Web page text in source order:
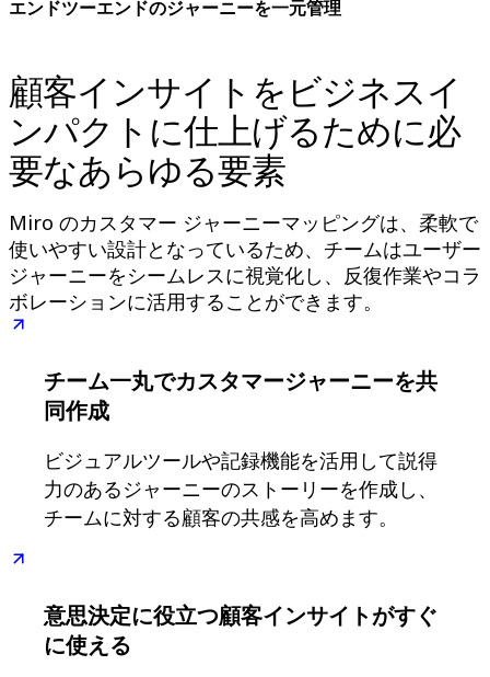
ダイアグラム
コンセプトマップ
フローチャート
特定用途
ロードマップ策定
プロセスマップ作成
プロトタイプとワイヤーフレーム
顧客ジャーニーマップ
リサーチ統合
Design Workshops
組織づくり
ソリューション
企業規模別
中小企業
ベンチャー
業界別
デジタル
金融サービス
エンドツーエンドのジャーニーを一元管理
顧客インサイトをビジネスイ
ンパクトに仕上げるために必
要なあらゆる要素
Miro のカスタマー ジャーニーマッピングは、柔軟で
使いやすい設計となっているため、チームはユーザー
ジャーニーをシームレスに視覚化し、反復作業やコラ
ボレーションに活用することができます。
チーム一丸でカスタマージャーニーを共
同作成
ビジュアルツールや記録機能を活用して説得
力のあるジャーニーのストーリーを作成し、
チームに対する顧客の共感を高めます。
意思決定に役立つ顧客インサイトがすぐ
に使える